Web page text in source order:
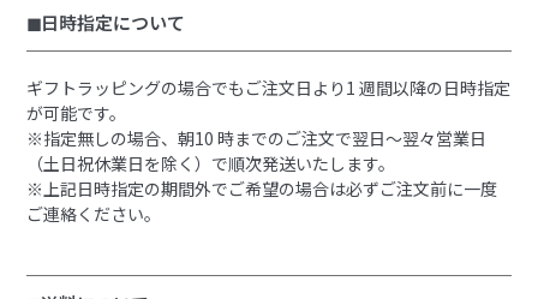
◼︎日時指定について
ギフトラッピングの場合でもご注文日より1 週間以降の日時指定
が可能です。
※指定無しの場合、朝10 時までのご注文で翌日～翌々営業日
（土日祝休業日を除く）で順次発送いたします。
※上記日時指定の期間外でご希望の場合は必ずご注文前に一度
ご連絡ください。